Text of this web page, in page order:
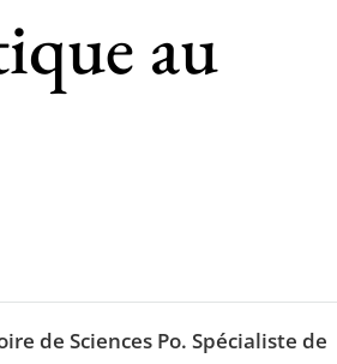
au
de Sciences Po. Spécialiste de